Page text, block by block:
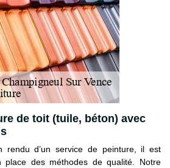
de toit (tuile, béton) avec
rendu d’un service de peinture, il est
place des méthodes de qualité. Notre